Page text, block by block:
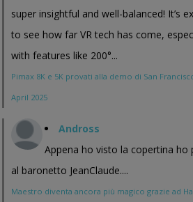
super insightful and well-balanced! It’s
to see how far VR tech has come,
with features like 200°...
Pimax 8K e 5K provati alla demo di San
April 2025
Andross
Appena ho visto la copertina ho
al baronetto JeanClaude....
Maestro diventa ancora più magico grazie ad